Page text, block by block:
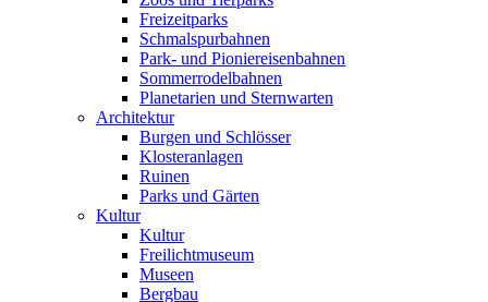
Freizeitparks
Schmalspurbahnen
Park- und Pioniereisenbahnen
Sommerrodelbahnen
Planetarien und Sternwarten
Architektur
Burgen und Schlösser
Klosteranlagen
Ruinen
Parks und Gärten
Kultur
Kultur
Freilichtmuseum
Museen
Bergbau